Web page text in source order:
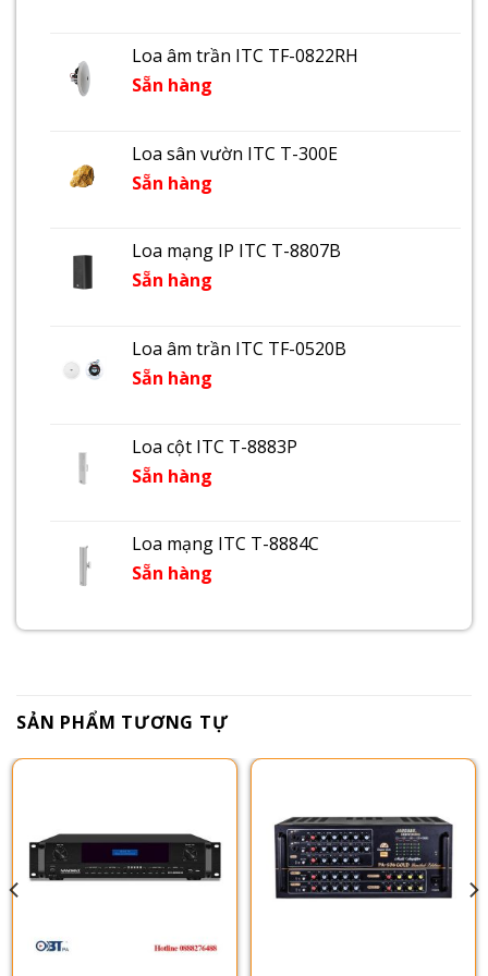
Loa âm trần ITC TF-0822RH
Sẵn hàng
Loa sân vườn ITC T-300E
Sẵn hàng
Loa mạng IP ITC T-8807B
Sẵn hàng
Loa âm trần ITC TF-0520B
Sẵn hàng
Loa cột ITC T-8883P
Sẵn hàng
Loa mạng ITC T-8884C
Sẵn hàng
SẢN PHẨM TƯƠNG TỰ